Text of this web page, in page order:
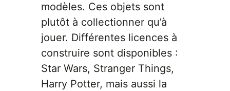
modèles. Ces objets sont
plutôt à collectionner qu’à
jouer. Différentes licences à
construire sont disponibles :
Star Wars, Stranger Things,
Harry Potter, mais aussi la